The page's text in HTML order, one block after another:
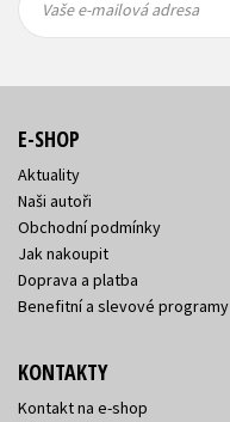
mailová
mailová
Vaše e-mailová adresa
E-SHOP
Aktuality
Naši autoři
Obchodní podmínky
Jak nakoupit
Doprava a platba
Benefitní a slevové programy
KONTAKTY
Kontakt na e-shop